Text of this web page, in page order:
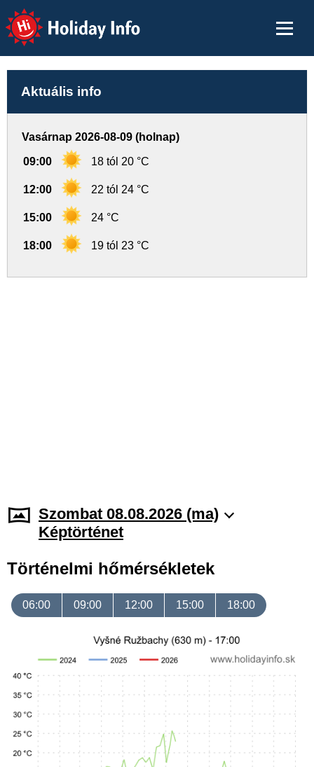
Holiday Info
Aktuális info
Vasárnap 2026-08-09 (holnap)
09:00 18 tól 20 °C
12:00 22 tól 24 °C
15:00 24 °C
18:00 19 tól 23 °C
Szombat 08.08.2026 (ma)
Képtörténet
Történelmi hőmérsékletek
06:00 09:00 12:00 15:00 18:00